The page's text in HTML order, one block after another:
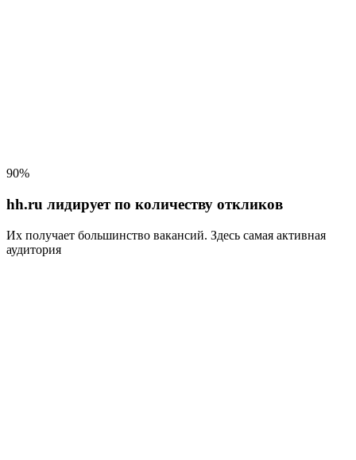
90%
hh.ru лидирует по количеству откликов
Их получает большинство вакансий. Здесь самая активная
аудитория